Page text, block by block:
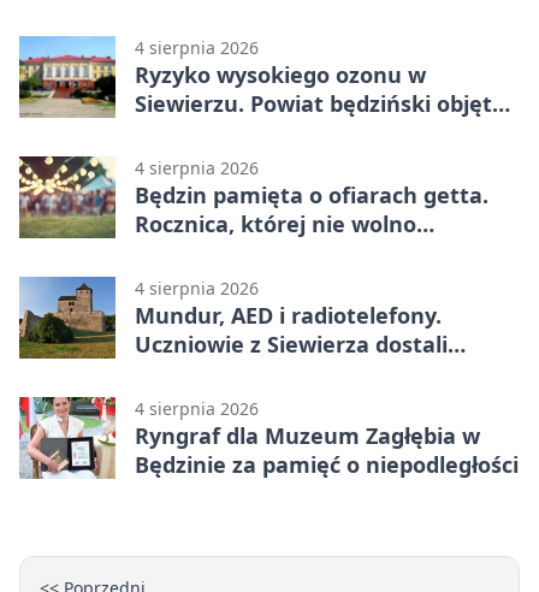
4 sierpnia 2026
Ryzyko wysokiego ozonu w
Siewierzu. Powiat będziński objęty
4 sierpnia 2026
Będzin pamięta o ofiarach getta.
Rocznica, której nie wolno
4 sierpnia 2026
Mundur, AED i radiotelefony.
Uczniowie z Siewierza dostali
4 sierpnia 2026
Ryngraf dla Muzeum Zagłębia w
Będzinie za pamięć o niepodległości